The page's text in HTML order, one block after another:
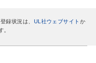
録状況は、 UL社ウェブサイト か
。